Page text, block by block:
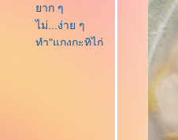
าก ๆ
ไม่...ง่าย ๆ
ทำ"แกงกะทิไก่